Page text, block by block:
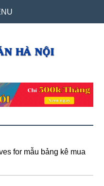
for mẫu bảng kê mua